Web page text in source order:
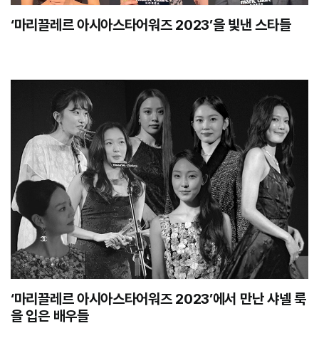
‘마리끌레르 아시아스타어워즈 2023’을 빛낸 스타들
‘마리끌레르 아시아스타어워즈 2023’에서 만난 샤넬 룩
을 입은 배우들